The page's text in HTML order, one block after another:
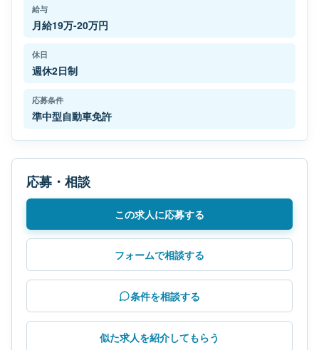
給与
月給19万-20万円
休日
週休2日制
応募条件
準中型自動車免許
応募・相談
この求人に応募する
フォームで相談する
条件を相談する
似た求人を紹介してもらう